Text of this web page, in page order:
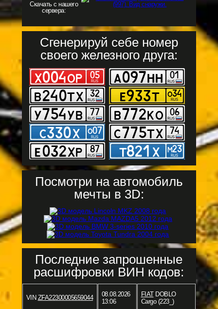
Скачать с нашего
сервера:
Сгенерируй себе номер
своего железного друга:
Посмотри на автомобиль
мечты в 3D:
Последние запрошенные
расшифровки ВИН кодов:
VIN ZFA22300005659044
08.08.2026
13:06
FIATDOBLO
Cargo (223_)